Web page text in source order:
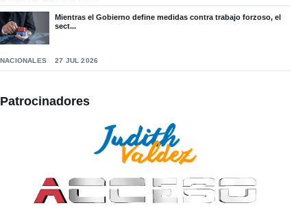
Mientras el Gobierno define medidas contra trabajo forzoso, el
sect...
NACIONALES 27 JUL 2026
Patrocinadores